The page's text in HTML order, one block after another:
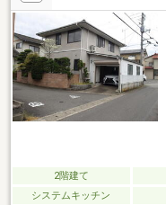
2階建て
システムキッチン